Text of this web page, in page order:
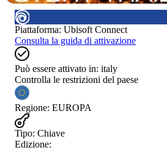
Piattaforma: Ubisoft Connect
Consulta la guida di attivazione
Può essere attivato in: italy
Controlla le restrizioni del paese
Regione: EUROPA
Tipo: Chiave
Edizione: